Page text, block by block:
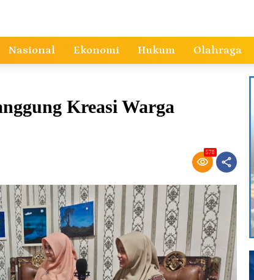
Nasional Ekonomi Hukum Olahraga
Kreasi Warga
578